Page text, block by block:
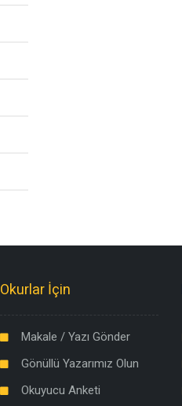
Okurlar İçin
Makale / Yazı Gönder
Gönüllü Yazarımız Olun
Okuyucu Anketi